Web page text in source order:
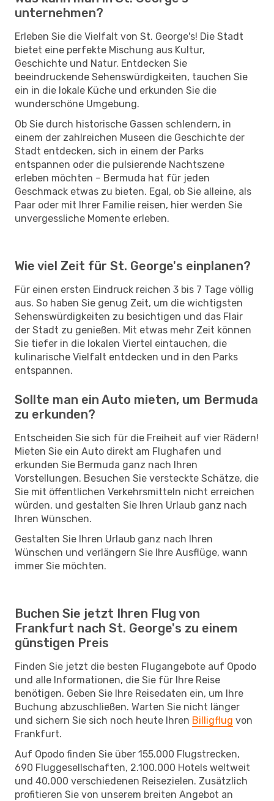
unternehmen?
Erleben Sie die Vielfalt von St. George's! Die Stadt
bietet eine perfekte Mischung aus Kultur,
Geschichte und Natur. Entdecken Sie
beeindruckende Sehenswürdigkeiten, tauchen Sie
ein in die lokale Küche und erkunden Sie die
wunderschöne Umgebung.
Ob Sie durch historische Gassen schlendern, in
einem der zahlreichen Museen die Geschichte der
Stadt entdecken, sich in einem der Parks
entspannen oder die pulsierende Nachtszene
erleben möchten – Bermuda hat für jeden
Geschmack etwas zu bieten. Egal, ob Sie alleine, als
Paar oder mit Ihrer Familie reisen, hier werden Sie
unvergessliche Momente erleben.
Wie viel Zeit für St. George's einplanen?
Für einen ersten Eindruck reichen 3 bis 7 Tage völlig
aus. So haben Sie genug Zeit, um die wichtigsten
Sehenswürdigkeiten zu besichtigen und das Flair
der Stadt zu genießen. Mit etwas mehr Zeit können
Sie tiefer in die lokalen Viertel eintauchen, die
kulinarische Vielfalt entdecken und in den Parks
entspannen.
Sollte man ein Auto mieten, um Bermuda
zu erkunden?
Entscheiden Sie sich für die Freiheit auf vier Rädern!
Mieten Sie ein Auto direkt am Flughafen und
erkunden Sie Bermuda ganz nach Ihren
Vorstellungen. Besuchen Sie versteckte Schätze, die
Sie mit öffentlichen Verkehrsmitteln nicht erreichen
würden, und gestalten Sie Ihren Urlaub ganz nach
Ihren Wünschen.
Gestalten Sie Ihren Urlaub ganz nach Ihren
Wünschen und verlängern Sie Ihre Ausflüge, wann
immer Sie möchten.
Buchen Sie jetzt Ihren Flug von
Frankfurt nach St. George's zu einem
günstigen Preis
Finden Sie jetzt die besten Flugangebote auf Opodo
und alle Informationen, die Sie für Ihre Reise
benötigen. Geben Sie Ihre Reisedaten ein, um Ihre
Buchung abzuschließen. Warten Sie nicht länger
und sichern Sie sich noch heute Ihren Billigflug von
Frankfurt.
Auf Opodo finden Sie über 155.000 Flugstrecken,
690 Fluggesellschaften, 2.100.000 Hotels weltweit
und 40.000 verschiedenen Reisezielen. Zusätzlich
profitieren Sie von unserem breiten Angebot an